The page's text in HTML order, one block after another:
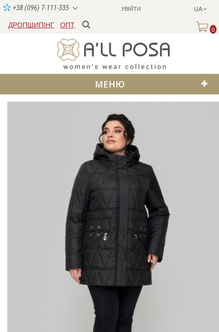
УВІЙТИ UA
+38 (096) 7-111-335
ДРОПШИПІНГ ОПТ
0
МЕНЮ